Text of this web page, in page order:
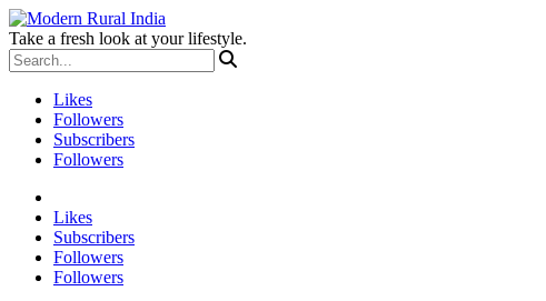
Take a fresh look at your lifestyle.
Likes
Followers
Subscribers
Followers
Likes
Subscribers
Followers
Followers